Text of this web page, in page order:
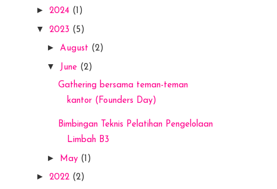
► 2024 (1)
▼ 2023 (5)
► August (2)
▼ June (2)
Gathering bersama teman-teman
kantor (Founders Day)
Bimbingan Teknis Pelatihan Pengelolaan
Limbah B3
► May (1)
► 2022 (2)